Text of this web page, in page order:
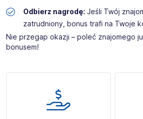
Odbierz nagrodę: Jeśli Twój
zatrudniony, bonus trafi na Twoje
Nie przegap okazji – poleć znajomego
bonusem!